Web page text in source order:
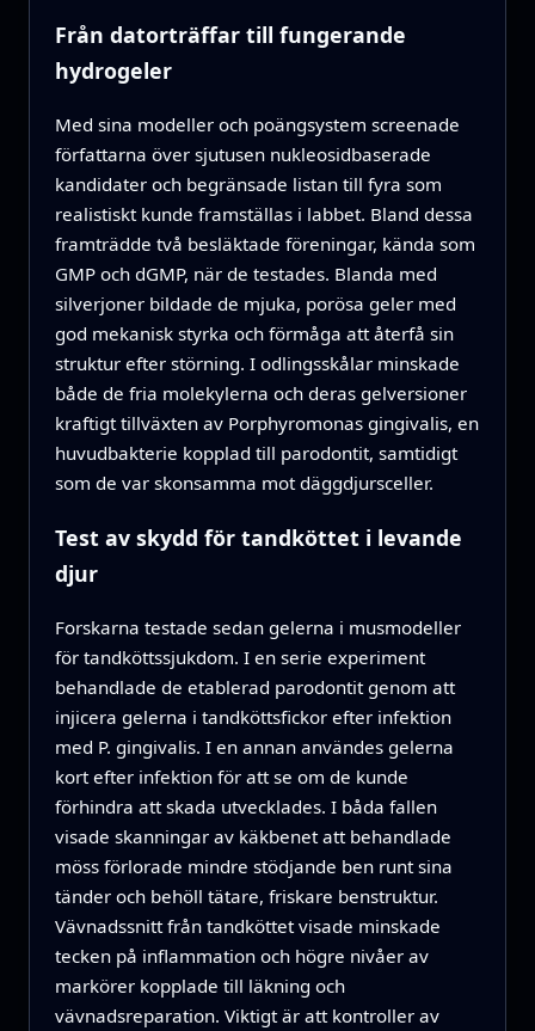
Från datorträffar till fungerande
hydrogeler
Med sina modeller och poängsystem screenade
författarna över sjutusen nukleosidbaserade
kandidater och begränsade listan till fyra som
realistiskt kunde framställas i labbet. Bland dessa
framträdde två besläktade föreningar, kända som
GMP och dGMP, när de testades. Blanda med
silverjoner bildade de mjuka, porösa geler med
god mekanisk styrka och förmåga att återfå sin
struktur efter störning. I odlingsskålar minskade
både de fria molekylerna och deras gelversioner
kraftigt tillväxten av Porphyromonas gingivalis, en
huvudbakterie kopplad till parodontit, samtidigt
som de var skonsamma mot däggdjursceller.
Test av skydd för tandköttet i levande
djur
Forskarna testade sedan gelerna i musmodeller
för tandköttssjukdom. I en serie experiment
behandlade de etablerad parodontit genom att
injicera gelerna i tandköttsfickor efter infektion
med P. gingivalis. I en annan användes gelerna
kort efter infektion för att se om de kunde
förhindra att skada utvecklades. I båda fallen
visade skanningar av käkbenet att behandlade
möss förlorade mindre stödjande ben runt sina
tänder och behöll tätare, friskare benstruktur.
Vävnadssnitt från tandköttet visade minskade
tecken på inflammation och högre nivåer av
markörer kopplade till läkning och
vävnadsreparation. Viktigt är att kontroller av